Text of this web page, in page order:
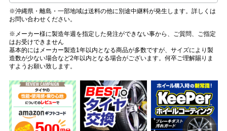
※沖縄県・離島・一部地域は送料の他に別途中継料が発生します。詳しくは
お問い合わせください。
※メーカー様に製造年週を指定した発注ができない事から、ご質問、ご指定
はお受けできません
基本的にはメーカー製造1年以内となる商品が多数ですが、サイズにより製
造数が少ない場合など2年以内となる場合がございます。何卒ご理解賜りま
すようお願い致します。